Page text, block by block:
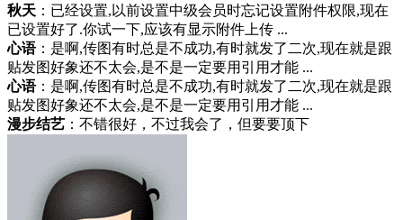
秋天 ：已经设置,以前设置中级会员时忘记设置附件权限,现在
已设置好了.你试一下,应该有显示附件上传 ...
心语：是啊,传图有时总是不成功,有时就发了二次,现在就是跟
贴发图好象还不太会,是不是一定要用引用才能 ...
心语：是啊,传图有时总是不成功,有时就发了二次,现在就是跟
贴发图好象还不太会,是不是一定要用引用才能 ...
漫步结艺 ：不错很好，不过我会了，但要要顶下